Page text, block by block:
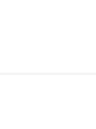
werden von
gesetzt.